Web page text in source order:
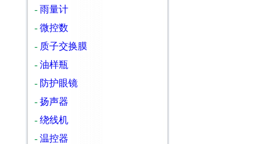
- 雨量计
- 微控数
- 质子交换膜
- 油样瓶
- 防护眼镜
- 扬声器
- 绕线机
- 温控器